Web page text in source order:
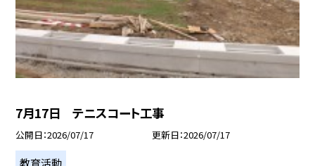
7月17日 テニスコート工事
公開日 2026/07/17 更新日 2026/07/17
教育活動